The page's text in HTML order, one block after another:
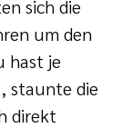
sich die
um den
hast je
staunte die
direkt